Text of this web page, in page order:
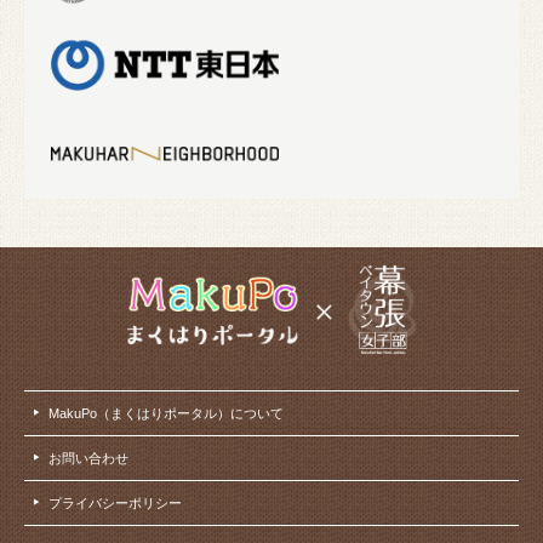
MakuPo（まくはりポータル）について
お問い合わせ
プライバシーポリシー